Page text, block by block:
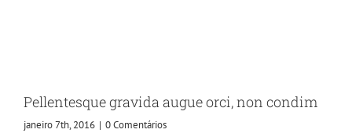
Pellentesque gravida augue orci, non condim
janeiro 7th, 2016 | 0 Comentários